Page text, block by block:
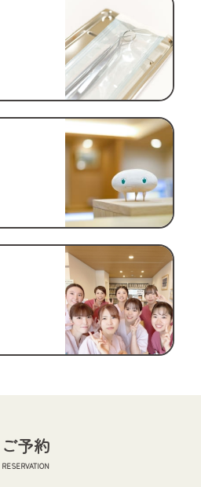
ご予約
RESERVATION